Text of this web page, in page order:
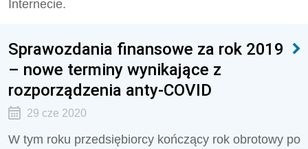
Internecie.
Sprawozdania finansowe za rok 2019
– nowe terminy wynikające z
rozporządzenia anty-COVID
29 cze 2020
W tym roku przedsiębiorcy kończący rok obrotowy po